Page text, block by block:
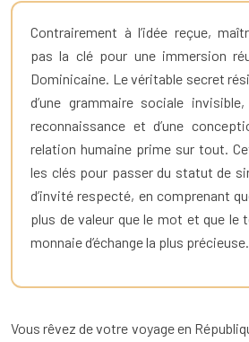
Contrairement à l’idée reçue,
pas la clé pour une immersion
Dominicaine. Le véritable secret
d’une grammaire sociale
reconnaissance et d’une
relation humaine prime sur tout.
les clés pour passer du statut de
d’invité respecté, en comprenant
plus de valeur que le mot et que le
monnaie d’échange la plus précieuse.
Vous rêvez de votre voyage en